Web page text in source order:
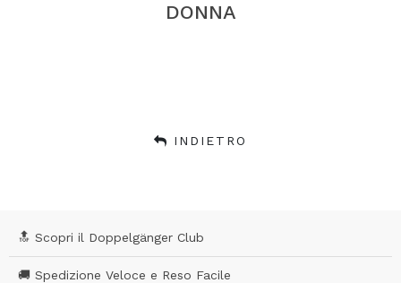
DONNA
INDIETRO
🔝 Scopri il Doppelgänger Club
🚚 Spedizione Veloce e Reso Facile